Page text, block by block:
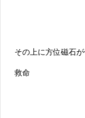
その上に方位磁石
救命